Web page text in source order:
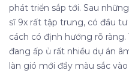
phát triển sắp tới. Sau
sĩ 9x rất tập trung, có đầu
cách có định hướng rõ
đang ấp ủ rất nhiều dự án
làn gió mới đầy màu sắc